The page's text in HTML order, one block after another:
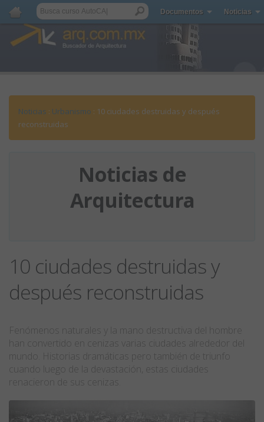
Documentos Noticias
Noticias : Urbanismo : 10 ciudades destruidas y después
reconstruidas
Noticias de
Arquitectura
10 ciudades destruidas y
después reconstruidas
Fenómenos naturales y la mano destructiva del hombre
han convertido en cenizas varias ciudades alrededor del
mundo. Historias dramáticas pero también de triunfo
cuando luego de la devastación, estas ciudades
renacieron de sus cenizas.